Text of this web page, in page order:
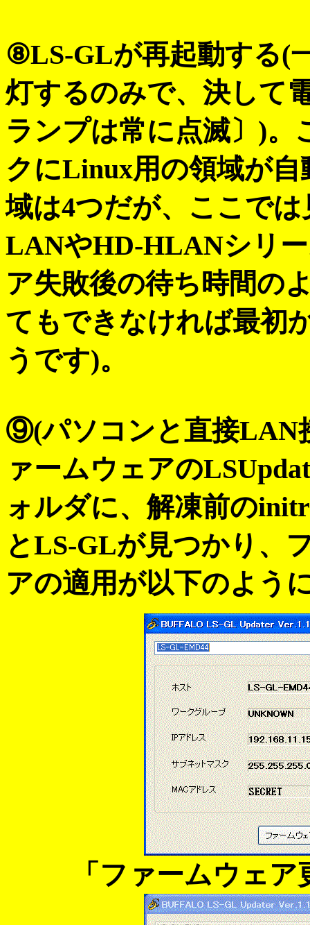
⑧LS-GLが再起動する(
灯するのみで、決して
ランプは常に点滅〕)
クにLinux用の領域が
域は4つだが、ここで
LANやHD-HLANシリ
ア失敗後の待ち時間の
てもできなければ最初
うです)。
⑨(パソコンと直接LAN
ァームウェアの
ォルダに、解凍前の
とLS-GLが見つかり、
アの適用が以下のよう
「ファームウェ